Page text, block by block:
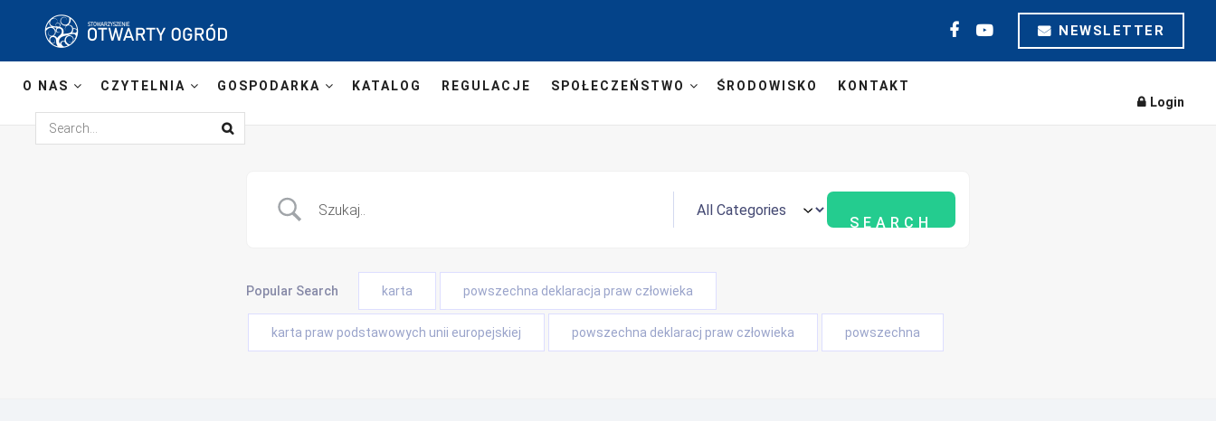
NEWSLETTER
O NAS CZYTELNIA GOSPODARKA KATALOG REGULACJE SPOŁECZEŃSTWO ŚRODOWISKO
KONTAKT
Login
Popular Search karta powszechna deklaracja praw człowieka
karta praw podstawowych unii europejskiej powszechna deklaracj praw człowieka powszechna